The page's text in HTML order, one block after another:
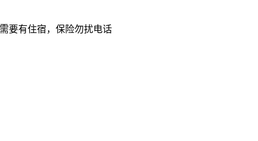
要有住宿，保险勿扰电话